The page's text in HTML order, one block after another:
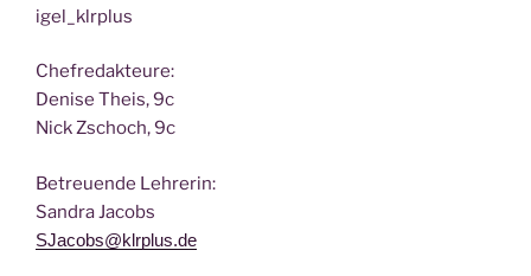
igel_klrplus
Chef­re­dak­teu­re:
Deni­se Theis, 9c
Nick Zscho­ch, 9c
Betreu­en­de Lehrerin:
San­dra Jacobs
SJacobs@klrplus.de